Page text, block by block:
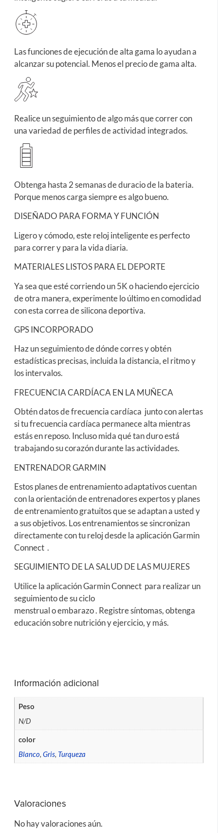
Las funciones de ejecución de alta gama lo ayudan a
alcanzar su potencial. Menos el precio de gama alta.
Realice un seguimiento de algo más que correr con
una variedad de perfiles de actividad integrados.
Obtenga hasta 2 semanas de duracio de la bateria.
Porque menos carga siempre es algo bueno.
DISEÑADO PARA FORMA Y FUNCIÓN
Ligero y cómodo, este reloj inteligente es perfecto
para correr y para la vida diaria.
MATERIALES LISTOS PARA EL DEPORTE
Ya sea que esté corriendo un 5K o haciendo ejercicio
de otra manera, experimente lo último en comodidad
con esta correa de silicona deportiva.
GPS INCORPORADO
Haz un seguimiento de dónde corres y obtén
estadísticas precisas, incluida la distancia, el ritmo y
los intervalos.
FRECUENCIA CARDÍACA EN LA MUÑECA
Obtén datos de frecuencia cardíaca junto con alertas
si tu frecuencia cardíaca permanece alta mientras
estás en reposo. Incluso mida qué tan duro está
trabajando su corazón durante las actividades.
ENTRENADOR GARMIN
Estos planes de entrenamiento adaptativos cuentan
con la orientación de entrenadores expertos y planes
de entrenamiento gratuitos que se adaptan a usted y
a sus objetivos. Los entrenamientos se sincronizan
directamente con tu reloj desde la aplicación Garmin
Connect .
SEGUIMIENTO DE LA SALUD DE LAS MUJERES
Utilice la aplicación Garmin Connect para realizar un
seguimiento de su ciclo
menstrual o embarazo . Registre síntomas, obtenga
educación sobre nutrición y ejercicio, y más.
Información adicional
Peso
N/D
color
Blanco, Gris, Turqueza
Valoraciones
No hay valoraciones aún.